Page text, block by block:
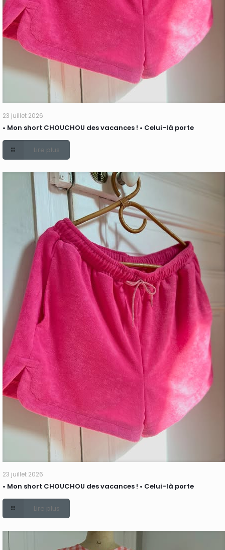
23 juillet 2026
• Mon short CHOUCHOU des vacances ! • Celui-là porte
Lire plus
23 juillet 2026
• Mon short CHOUCHOU des vacances ! • Celui-là porte
Lire plus